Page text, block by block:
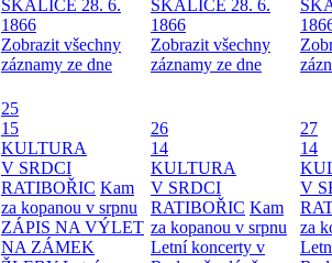
SKALICE 28. 6.
1866
Zobrazit všechny
záznamy ze dne
SKALICE 28. 6.
1866
Zobrazit všechny
záznamy ze dne
25
15
KULTURA
V SRDCI
RATIBOŘIC Kam
za kopanou v srpnu
ZÁPIS NA VÝLET
NA ZÁMEK
26
14
KULTURA
V SRDCI
RATIBOŘIC Kam
za kopanou v srpnu
Letní koncerty v
27
14
V
za